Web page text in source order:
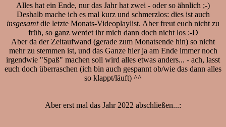
Alles hat ein Ende, nur das Jahr hat zwei - oder so ähnlich ;-)
Deshalb mache ich es mal kurz und schmerzlos: dies ist auch
insgesamtdie letzte Monats-Videoplaylist. Aber freut euch nicht zu
früh, so ganz werdet ihr mich dann doch nicht los :-D
Aber da der Zeitaufwand (gerade zum Monatsende hin) so nicht
mehr zu stemmen ist, und das Ganze hier ja am Ende immer noch
irgendwie "Spaß" machen soll wird alles etwas anders... - ach, lasst
euch doch überraschen (ich bin auch gespannt ob/wie das dann alles
so klappt/läuft) ^^
Aber erst mal das Jahr 2022 abschließen...: